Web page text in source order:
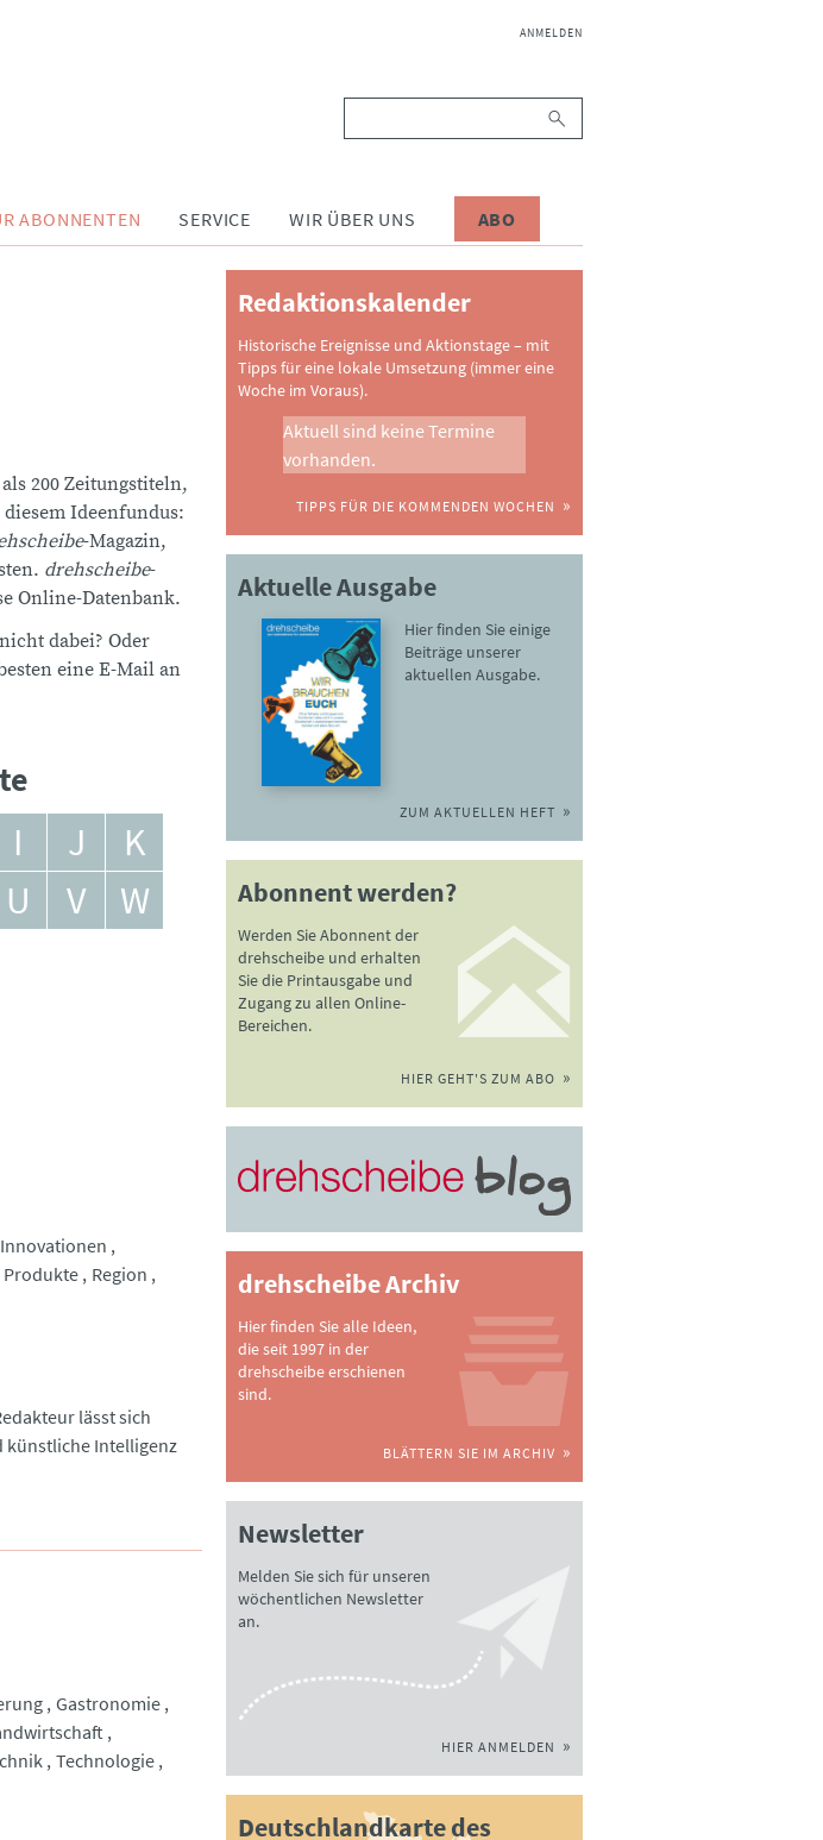
NAVIGATION
ANMELDEN
ABONNENTEN SERVICE WIR ÜBER UNS ABO
200 Zeitungstiteln,
Ideenfundus:
-Magazin,
drehscheibe-
Online-Datenbank.
dabei? Oder
eine E-Mail an
I J
K
U V
W
Innovationen
Produkte
Region
lässt sich
künstliche Intelligenz
Gastronomie
Technologie
Redaktionskalender
Historische Ereignisse und Aktionstage – mit
Tipps für eine lokale Umsetzung (immer eine
Woche im Voraus).
Aktuell sind keine Termine
vorhanden.
TIPPS FÜR DIE KOMMENDEN WOCHEN
Aktuelle Ausgabe
Hier finden Sie einige
Beiträge unserer
aktuellen Ausgabe.
ZUM AKTUELLEN HEFT
Abonnent werden?
Werden Sie Abonnent der
drehscheibe und erhalten
Sie die Printausgabe und
Zugang zu allen Online-
Bereichen.
HIER GEHT'S ZUM ABO
drehscheibe Archiv
Hier finden Sie alle Ideen,
die seit 1997 in der
drehscheibe erschienen
sind.
BLÄTTERN SIE IM ARCHIV
Newsletter
Melden Sie sich für unseren
wöchentlichen Newsletter
an.
HIER ANMELDEN
Deutschlandkarte des